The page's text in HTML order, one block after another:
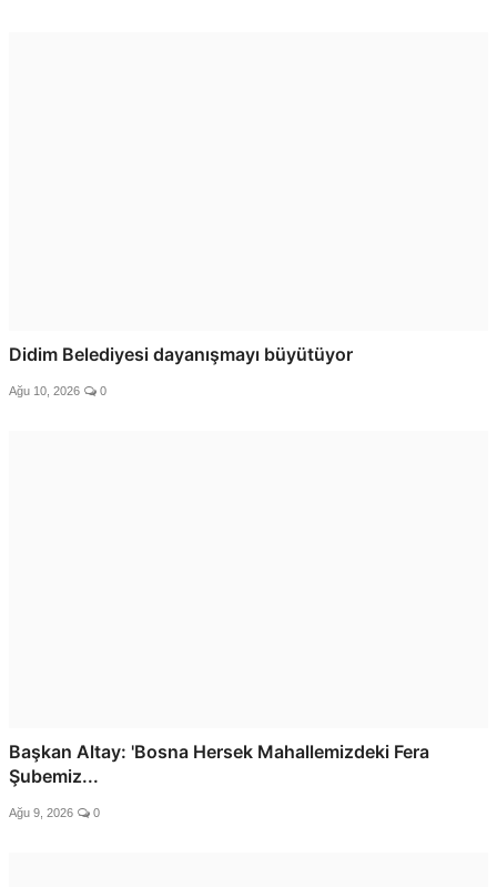
Didim Belediyesi dayanışmayı büyütüyor
Ağu 10, 2026 0
Başkan Altay: 'Bosna Hersek Mahallemizdeki Fera
Şubemiz...
Ağu 9, 2026 0